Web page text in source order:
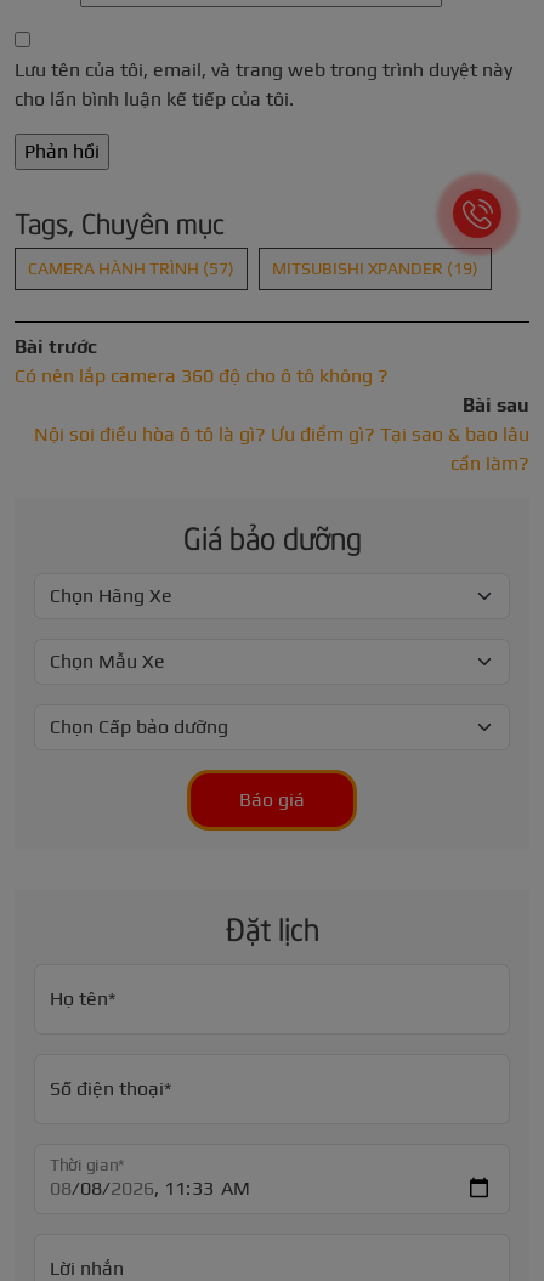
Lưu tên của tôi, email, và trang web trong trình duyệt này
cho lần bình luận kế tiếp của tôi.
Tags, Chuyên mục
CAMERA HÀNH TRÌNH (57) MITSUBISHI XPANDER (19)
Bài trước
Có nên lắp camera 360 độ cho ô tô không ?
Bài sau
Nội soi điều hòa ô tô là gì? Ưu điểm gì? Tại sao & bao lâu
cần làm?
Giá bảo dưỡng
Báo giá
Đặt lịch
Họ tên*
Số điện thoại*
Thời gian*
Lời nhắn